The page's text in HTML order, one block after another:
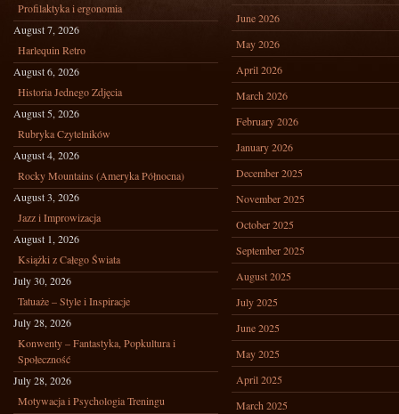
Profilaktyka i ergonomia
August 7, 2026
Harlequin Retro
August 6, 2026
Historia Jednego Zdjęcia
August 5, 2026
Rubryka Czytelników
August 4, 2026
Rocky Mountains (Ameryka Północna)
August 3, 2026
Jazz i Improwizacja
August 1, 2026
Książki z Całego Świata
July 30, 2026
Tatuaże – Style i Inspiracje
July 28, 2026
Konwenty – Fantastyka, Popkultura i
Społeczność
July 28, 2026
Motywacja i Psychologia Treningu
June 2026
May 2026
April 2026
March 2026
February 2026
January 2026
December 2025
November 2025
October 2025
September 2025
August 2025
July 2025
June 2025
May 2025
April 2025
March 2025